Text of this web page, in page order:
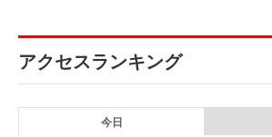
アクセスランキング
今日